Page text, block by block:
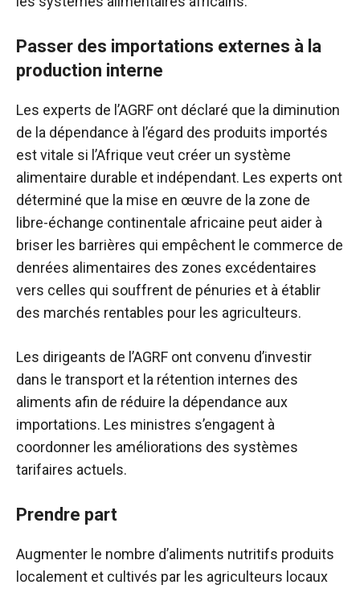
Passer des importations externes à la
production interne
Les experts de l’AGRF ont déclaré que la diminution
de la dépendance à l’égard des produits importés
est vitale si l’Afrique veut créer un système
alimentaire durable et indépendant. Les experts ont
déterminé que la mise en œuvre de la zone de
libre-échange continentale africaine peut aider à
briser les barrières qui empêchent le commerce de
denrées alimentaires des zones excédentaires
vers celles qui souffrent de pénuries et à établir
des marchés rentables pour les agriculteurs.
Les dirigeants de l’AGRF ont convenu d’investir
dans le transport et la rétention internes des
aliments afin de réduire la dépendance aux
importations. Les ministres s’engagent à
coordonner les améliorations des systèmes
tarifaires actuels.
Prendre part
Augmenter le nombre d’aliments nutritifs produits
localement et cultivés par les agriculteurs locaux